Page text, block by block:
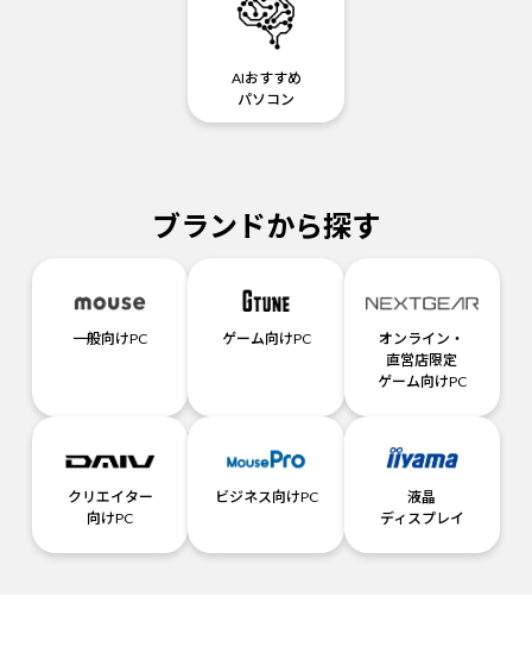
AIおすすめ
パソコン
ブランドから探す
一般向けPC ゲーム向けPC
オンライン・
直営店限定
ゲーム向けPC
クリエイター
向けPC
ビジネス向けPC
液晶
ディスプレイ